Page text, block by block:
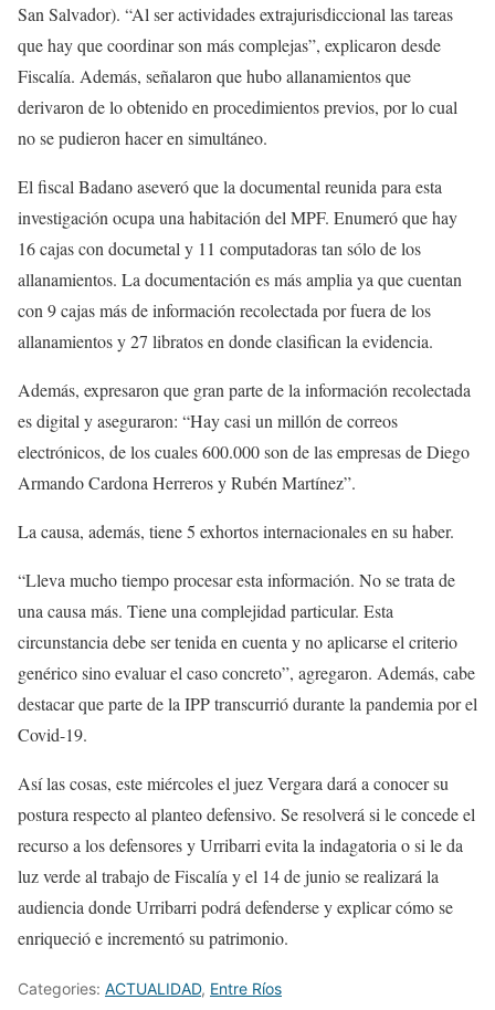
San Salvador). “Al ser actividades extrajurisdiccional las tareas
que hay que coordinar son más complejas”, explicaron desde
Fiscalía. Además, señalaron que hubo allanamientos que
derivaron de lo obtenido en procedimientos previos, por lo cual
no se pudieron hacer en simultáneo.
El fiscal Badano aseveró que la documental reunida para esta
investigación ocupa una habitación del MPF. Enumeró que hay
16 cajas con documetal y 11 computadoras tan sólo de los
allanamientos. La documentación es más amplia ya que cuentan
con 9 cajas más de información recolectada por fuera de los
allanamientos y 27 libratos en donde clasifican la evidencia.
Además, expresaron que gran parte de la información recolectada
es digital y aseguraron: “Hay casi un millón de correos
electrónicos, de los cuales 600.000 son de las empresas de Diego
Armando Cardona Herreros y Rubén Martínez”.
La causa, además, tiene 5 exhortos internacionales en su haber.
“Lleva mucho tiempo procesar esta información. No se trata de
una causa más. Tiene una complejidad particular. Esta
circunstancia debe ser tenida en cuenta y no aplicarse el criterio
genérico sino evaluar el caso concreto”, agregaron. Además, cabe
destacar que parte de la IPP transcurrió durante la pandemia por el
Covid-19.
Así las cosas, este miércoles el juez Vergara dará a conocer su
postura respecto al planteo defensivo. Se resolverá si le concede el
recurso a los defensores y Urribarri evita la indagatoria o si le da
luz verde al trabajo de Fiscalía y el 14 de junio se realizará la
audiencia donde Urribarri podrá defenderse y explicar cómo se
enriqueció e incrementó su patrimonio.
Categories: ACTUALIDAD, Entre Ríos